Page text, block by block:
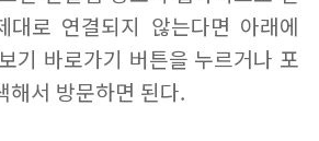
대로 연결되지 않는다면 아래에
기 바로가기 버튼을 누르거나 포
해서 방문하면 된다.